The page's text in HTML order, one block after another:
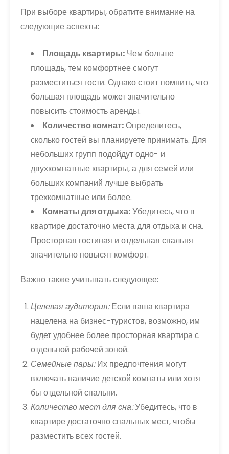
При выборе квартиры, обратите внимание на
следующие аспекты:
Площадь квартиры: Чем больше
площадь, тем комфортнее смогут
разместиться гости. Однако стоит помнить, что
большая площадь может значительно
повысить стоимость аренды.
Количество комнат:Определитесь,
сколько гостей вы планируете принимать. Для
небольших групп подойдут одно- и
двухкомнатные квартиры, а для семей или
больших компаний лучше выбрать
трехкомнатные или более.
Комнаты для отдыха:Убедитесь, что в
квартире достаточно места для отдыха и сна.
Просторная гостиная и отдельная спальня
значительно повысят комфорт.
Важно также учитывать следующее:
Целевая аудитория:Если ваша квартира
нацелена на бизнес-туристов, возможно, им
будет удобнее более просторная квартира с
отдельной рабочей зоной.
Семейные пары:Их предпочтения могут
включать наличие детской комнаты или хотя
бы отдельной спальни.
Количество мест для сна:Убедитесь, что в
квартире достаточно спальных мест, чтобы
разместить всех гостей.